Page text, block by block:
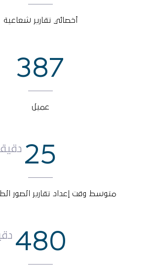
أخصائي تقارير شعاعية
387
عميل
25
متوسط وقت إعداد تقارير الصور
480